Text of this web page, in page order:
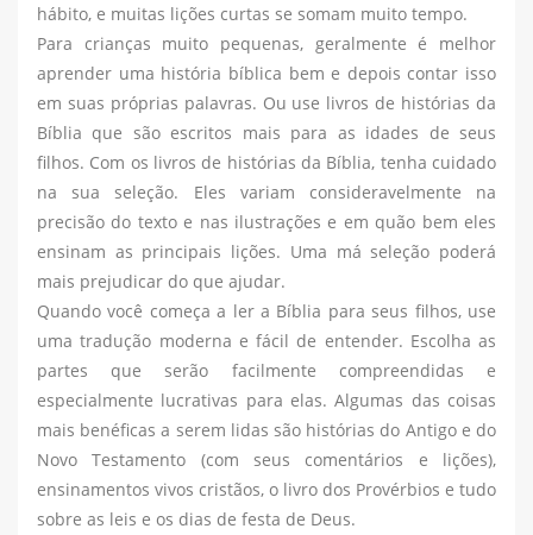
hábito, e muitas lições curtas se somam muito tempo.
Para crianças muito pequenas, geralmente é melhor
aprender uma história bíblica bem e depois contar isso
em suas próprias palavras. Ou use livros de histórias da
Bíblia que são escritos mais para as idades de seus
filhos. Com os livros de histórias da Bíblia, tenha cuidado
na sua seleção. Eles variam consideravelmente na
precisão do texto e nas ilustrações e em quão bem eles
ensinam as principais lições. Uma má seleção poderá
mais prejudicar do que ajudar.
Quando você começa a ler a Bíblia para seus filhos, use
uma tradução moderna e fácil de entender. Escolha as
partes que serão facilmente compreendidas e
especialmente lucrativas para elas. Algumas das coisas
mais benéficas a serem lidas são histórias do Antigo e do
Novo Testamento (com seus comentários e lições),
ensinamentos vivos cristãos, o livro dos Provérbios e tudo
sobre as leis e os dias de festa de Deus.